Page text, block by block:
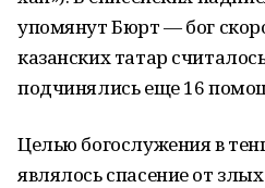
упомянут Бюрт — бог
казанских татар
подчинялись еще 16
Целью богослужения в
являлось спасение от